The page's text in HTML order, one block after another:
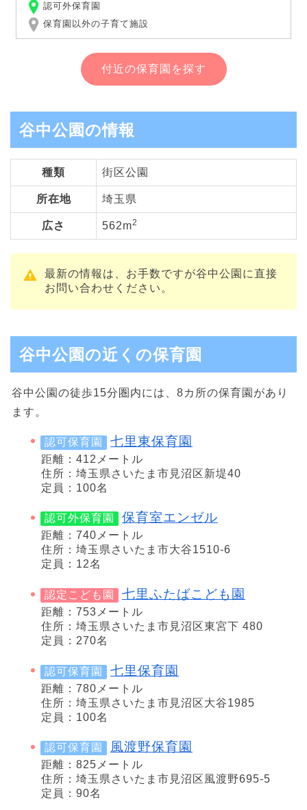
認可外保育園
保育園以外の子育て施設
付近の保育園を探す
谷中公園の情報
種類 街区公園
所在地 埼玉県
広さ 562m2
最新の情報は、お手数ですが谷中公園に直接
お問い合わせください。
谷中公園の近くの保育園
谷中公園の徒歩15分圏内には、8カ所の保育園があり
ます。
認可保育園 七里東保育園
距離：412メートル
住所：埼玉県さいたま市見沼区新堤40
定員：100名
認可外保育園 保育室エンゼル
距離：740メートル
住所：埼玉県さいたま市大谷1510-6
定員：12名
認定こども園 七里ふたばこども園
距離：753メートル
住所：埼玉県さいたま市見沼区東宮下 480
定員：270名
認可保育園 七里保育園
距離：780メートル
住所：埼玉県さいたま市見沼区大谷1985
定員：100名
認可保育園 風渡野保育園
距離：825メートル
住所：埼玉県さいたま市見沼区風渡野695-5
定員：90名